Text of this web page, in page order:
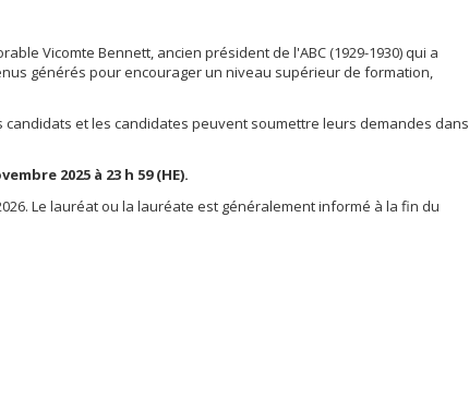
Vicomte Bennett, ancien président de l'ABC (1929-1930) qui a
générés pour encourager un niveau supérieur de formation,
et les candidates peuvent soumettre leurs demandes dans
2025 à 23 h 59 (HE).
Le lauréat ou la lauréate est généralement informé à la fin du